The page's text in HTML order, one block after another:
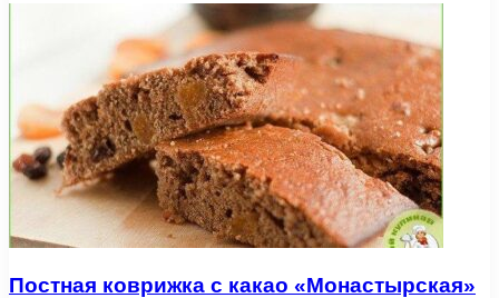
Постная коврижка с какао «Монастырская»